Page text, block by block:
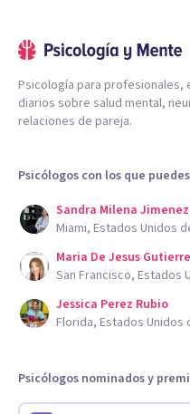
Psicología para profesionales,
diarios sobre salud mental,
relaciones de pareja.
Psicólogos con los que
Sandra Milena
Miami, Estados Unidos
Maria De Jesus
San Francisco, Estados
Jessica Perez Rubio
Florida, Estados Unidos
Psicólogos nominados y